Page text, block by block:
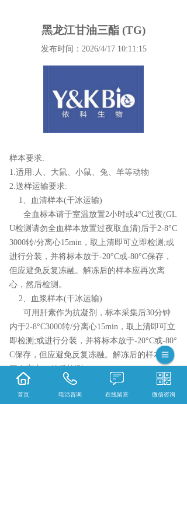
黑龙江甘油三酯 (TG)
发布时间：2026/4/17 10:11:15
样本要求:
1.适用:人、大鼠、小鼠、兔、羊等动物
2.送样运输要求:
1、血清样本(干冰运输)
全血标本请于室温放置2小时或4°C过夜(GL
U检测请勿全血样本放置过夜取血清)后于2-8°C
3000转/分离心15min，取上清即可立即检测;或
进行分装，并将标本放于-20°C或-80°C保存，
但应避免反复冻融。解冻后的样本应再次离
心，然后检测。
2、血浆样本(干冰运输)
可用肝素作为抗凝剂，标本采集后30分钟
内于2-8°C3000转/分离心15min，取上清即可立
即检测;或进行分装，并将标本放于-20°C或-80°
C保存，但应避免反复冻融。解冻后的样本应
再次离心，然后检测。
3.体积:100ul以上，3指标以上增加25ul或稀释
4.务必使用ep管保存
首页 电话咨询 在线留言 微信咨询